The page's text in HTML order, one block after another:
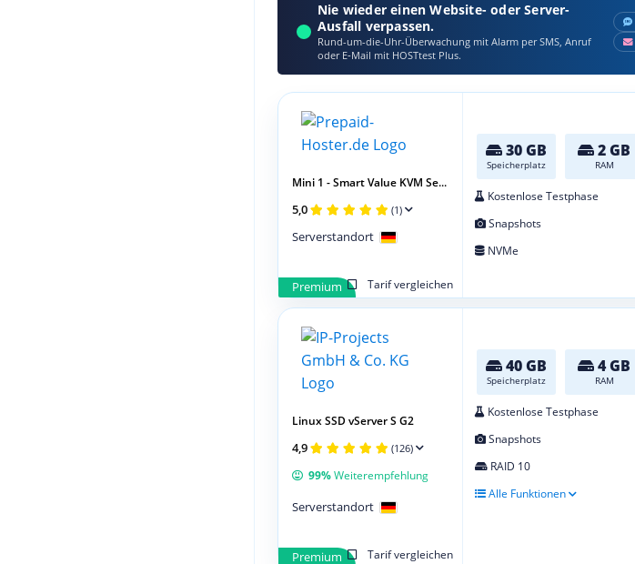
Nie wieder einen Website- oder Server-
Ausfall verpassen.
Rund-um-die-Uhr-Überwachung mit Alarm per SMS, Anruf
oder E‑Mail mit HOSTtest Plus.
30 GB
Speicherplatz
2 GB
RAM
Kostenlose Testphase
Snapshots
NVMe
Premium Tarif vergleichen
Mini 1 - Smart Value KVM Se...
5,0 (1)
Serverstandort
40 GB
Speicherplatz
4 GB
RAM
Kostenlose Testphase
Snapshots
RAID 10
Alle Funktionen
Premium Tarif vergleichen
Linux SSD vServer S G2
4,9 (126)
99%Weiterempfehlung
Serverstandort